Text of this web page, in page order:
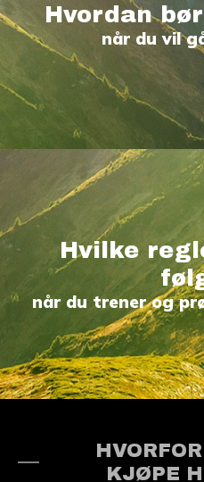
Hvordan
når du vil
Hvilke
når du trener og
KJØPE